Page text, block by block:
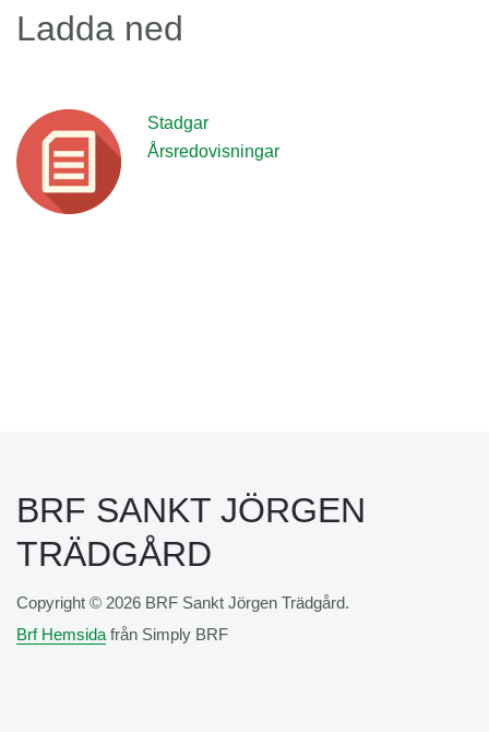
Ladda ned
Stadgar
Årsredovisningar
BRF SANKT JÖRGEN
TRÄDGÅRD
Copyright © 2026 BRF Sankt Jörgen Trädgård.
Brf Hemsida från Simply BRF